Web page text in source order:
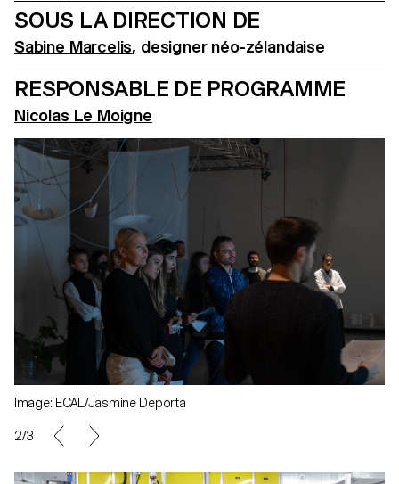
SOUS LA DIRECTION DE
Sabine Marcelis, designer néo-zélandaise
RESPONSABLE DE PROGRAMME
Nicolas Le Moigne
Image: ECAL/Jasmine Deporta
2/3